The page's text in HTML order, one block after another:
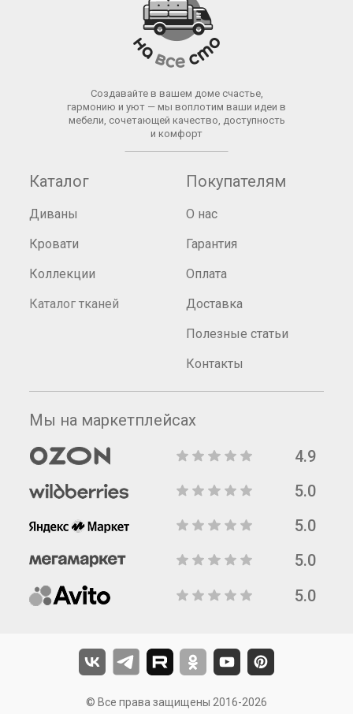
Создавайте в вашем доме счастье,
гармонию и уют — мы воплотим ваши идеи в
мебели, сочетающей качество, доступность
и комфорт
Каталог
Диваны
Кровати
Коллекции
Каталог тканей
Покупателям
О нас
Гарантия
Оплата
Доставка
Полезные статьи
Контакты
Мы на маркетплейсах
4.9
5.0
5.0
5.0
5.0
© Все права защищены 2016-2026